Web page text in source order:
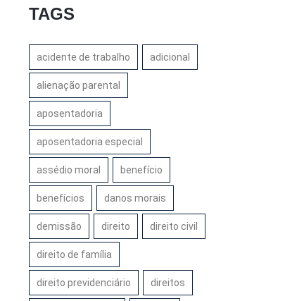
TAGS
acidente de trabalho adicional
alienação parental
aposentadoria
aposentadoria especial
assédio moral benefício
benefícios danos morais
demissão direito direito civil
direito de família
direito previdenciário direitos